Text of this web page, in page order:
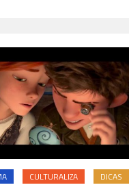
CULTURALIZA DICAS